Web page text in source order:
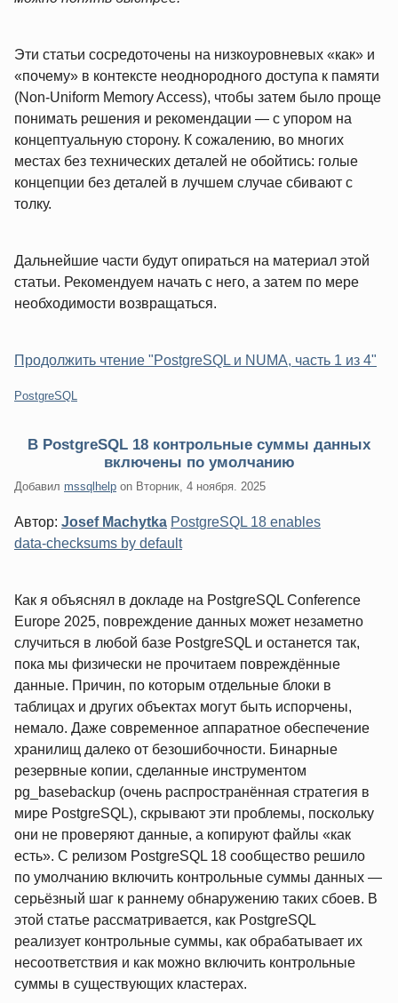
Эти статьи сосредоточены на низкоуровневых «как» и
«почему» в контексте неоднородного доступа к памяти
(Non‑Uniform Memory Access), чтобы затем было проще
понимать решения и рекомендации — с упором на
концептуальную сторону. К сожалению, во многих
местах без технических деталей не обойтись: голые
концепции без деталей в лучшем случае сбивают с
толку.
Дальнейшие части будут опираться на материал этой
статьи. Рекомендуем начать с него, а затем по мере
необходимости возвращаться.
Продолжить чтение "PostgreSQL и NUMA, часть 1 из 4"
Категории:
PostgreSQL
В PostgreSQL 18 контрольные суммы данных
включены по умолчанию
Добавил mssqlhelp on Вторник, 4 ноября. 2025
Автор: Josef Machytka PostgreSQL 18 enables
data‑checksums by default
Как я объяснял в докладе на PostgreSQL Conference
Europe 2025, повреждение данных может незаметно
случиться в любой базе PostgreSQL и останется так,
пока мы физически не прочитаем повреждённые
данные. Причин, по которым отдельные блоки в
таблицах и других объектах могут быть испорчены,
немало. Даже современное аппаратное обеспечение
хранилищ далеко от безошибочности. Бинарные
резервные копии, сделанные инструментом
pg_basebackup (очень распространённая стратегия в
мире PostgreSQL), скрывают эти проблемы, поскольку
они не проверяют данные, а копируют файлы «как
есть». С релизом PostgreSQL 18 сообщество решило
по умолчанию включить контрольные суммы данных —
серьёзный шаг к раннему обнаружению таких сбоев. В
этой статье рассматривается, как PostgreSQL
реализует контрольные суммы, как обрабатывает их
несоответствия и как можно включить контрольные
суммы в существующих кластерах.